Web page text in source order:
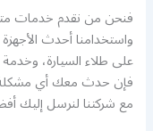
فنحن من نقدم خدمات
واستخدامنا أحدث
على طلاء السيارة،
فإن حدث معك أي مشكلة
مع شركتنا لنرسل إليك